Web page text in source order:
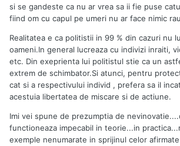
si se gandeste ca nu ar vrea sa ii fie puse
fiind om cu capul pe umeri nu ar face nimic
Realitatea e ca politistii in 99 % din cazuri nu
oameni.In general lucreaza cu indivizi inraiti,
etc. Din exeprienta lui politistul stie ca un
extrem de schimbator.Si atunci, pentru
cat si a respectivului individ , prefera sa il
acestuia libertatea de miscare si de actiune.
Imi vei spune de prezumptia de
functioneaza impecabil in teorie...in
exemple nenumarate in sprijinul celor